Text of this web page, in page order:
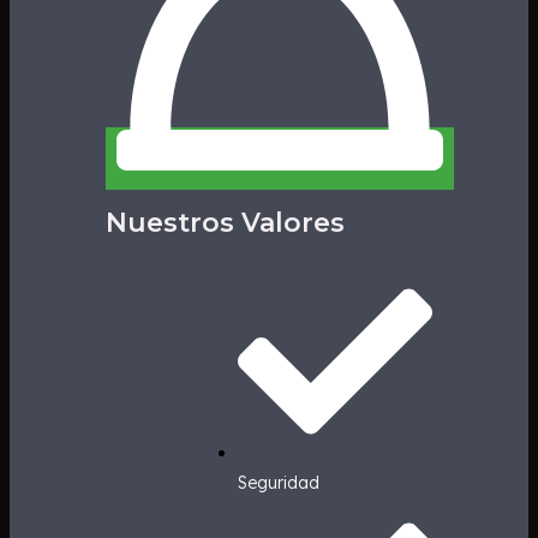
Nuestros Valores
Seguridad